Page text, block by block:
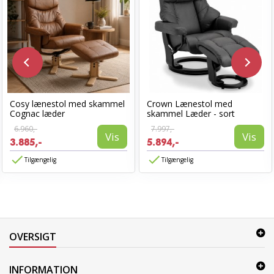
Cosy lænestol med skammel
Cognac læder
6.960,-
3.885,- Vis
Tilgængelig
Crown Lænestol med
skammel Læder - sort
7.997,-
5.894,- Vis
Tilgængelig
OVERSIGT
INFORMATION